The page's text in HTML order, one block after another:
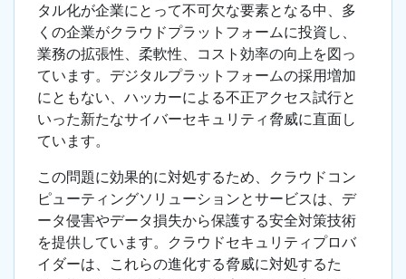
タル化が企業にとって不可欠な要素となる中、多
くの企業がクラウドプラットフォームに投資し、
業務の拡張性、柔軟性、コスト効率の向上を図っ
ています。デジタルプラットフォームの採用増加
にともない、ハッカーによる不正アクセス試行と
いった新たなサイバーセキュリティ脅威に直面し
ています。
この問題に効果的に対処するため、クラウドコン
ピューティングソリューションとサービスは、デ
ータ侵害やデータ損失から保護する安全対策技術
を提供しています。クラウドセキュリティプロバ
イダーは、これらの進化する脅威に対処するた